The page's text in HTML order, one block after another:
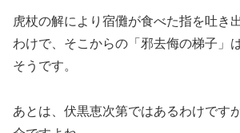
虎杖の解により宿儺が食べた指を吐き
わけで、そこからの「邪去侮の梯子」
そうです。
あとは、伏黒恵次第ではあるわけです